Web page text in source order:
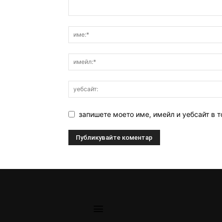
запишете моето име, имейл и уебсайт в